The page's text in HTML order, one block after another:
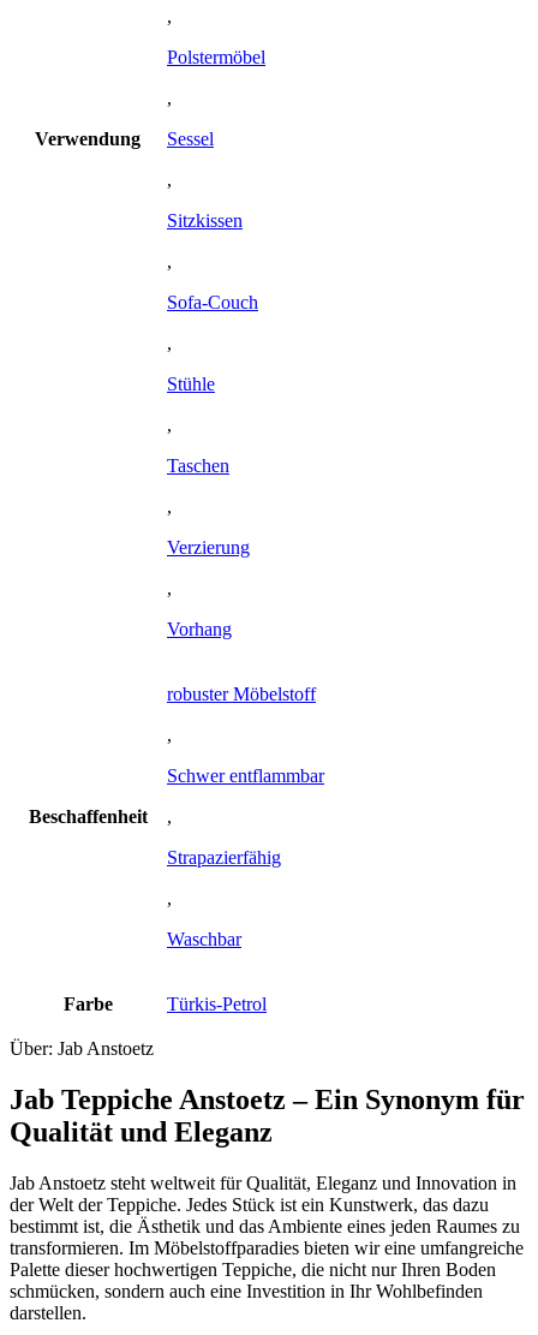
Verwendung
,
Polstermöbel
,
Sessel
,
Sitzkissen
,
Sofa-Couch
,
Stühle
,
Taschen
,
Verzierung
,
Vorhang
Beschaffenheit
robuster Möbelstoff
,
Schwer entflammbar
,
Strapazierfähig
,
Waschbar
Farbe Türkis-Petrol
Über: Jab Anstoetz
Jab Teppiche Anstoetz – Ein Synonym für
Qualität und Eleganz
Jab Anstoetz steht weltweit für Qualität, Eleganz und Innovation in
der Welt der Teppiche. Jedes Stück ist ein Kunstwerk, das dazu
bestimmt ist, die Ästhetik und das Ambiente eines jeden Raumes zu
transformieren. Im Möbelstoffparadies bieten wir eine umfangreiche
Palette dieser hochwertigen Teppiche, die nicht nur Ihren Boden
schmücken, sondern auch eine Investition in Ihr Wohlbefinden
darstellen.